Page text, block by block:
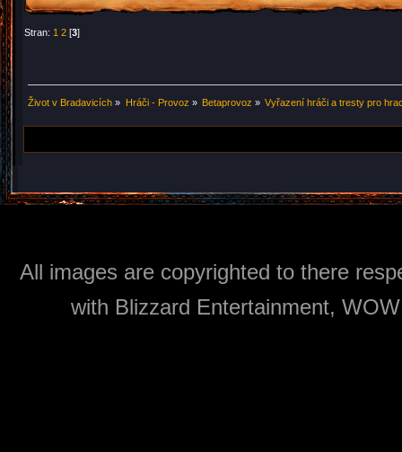
Stran: 1 2 [3]
Život v Bradavicích » Hráči - Provoz » Betaprovoz » Vyřazení hráči a tresty pro
All images are copyrighted to there
with Blizzard Entertainment,